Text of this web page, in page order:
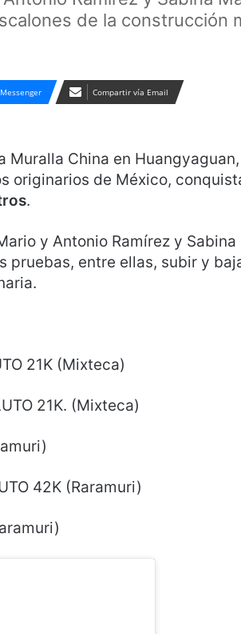
de la construcción
Messenger Compartir vía Email
Muralla China en
originarios de México,
.
y Antonio Ramírez y
entre ellas, subir y
21K (Mixteca)
21K. (Mixteca)
42K (Raramuri)